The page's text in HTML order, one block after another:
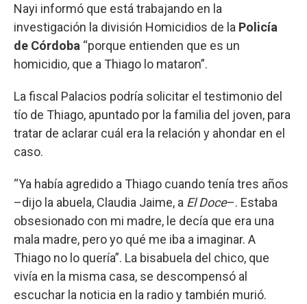
Nayi informó que está trabajando en la
investigación la división Homicidios de la Policía
de Córdoba “porque entienden que es un
homicidio, que a Thiago lo mataron”.
La fiscal Palacios podría solicitar el testimonio del
tío de Thiago, apuntado por la familia del joven, para
tratar de aclarar cuál era la relación y ahondar en el
caso.
“Ya había agredido a Thiago cuando tenía tres años
–dijo la abuela, Claudia Jaime, a El Doce–. Estaba
obsesionado con mi madre, le decía que era una
mala madre, pero yo qué me iba a imaginar. A
Thiago no lo quería”. La bisabuela del chico, que
vivía en la misma casa, se descompensó al
escuchar la noticia en la radio y también murió.